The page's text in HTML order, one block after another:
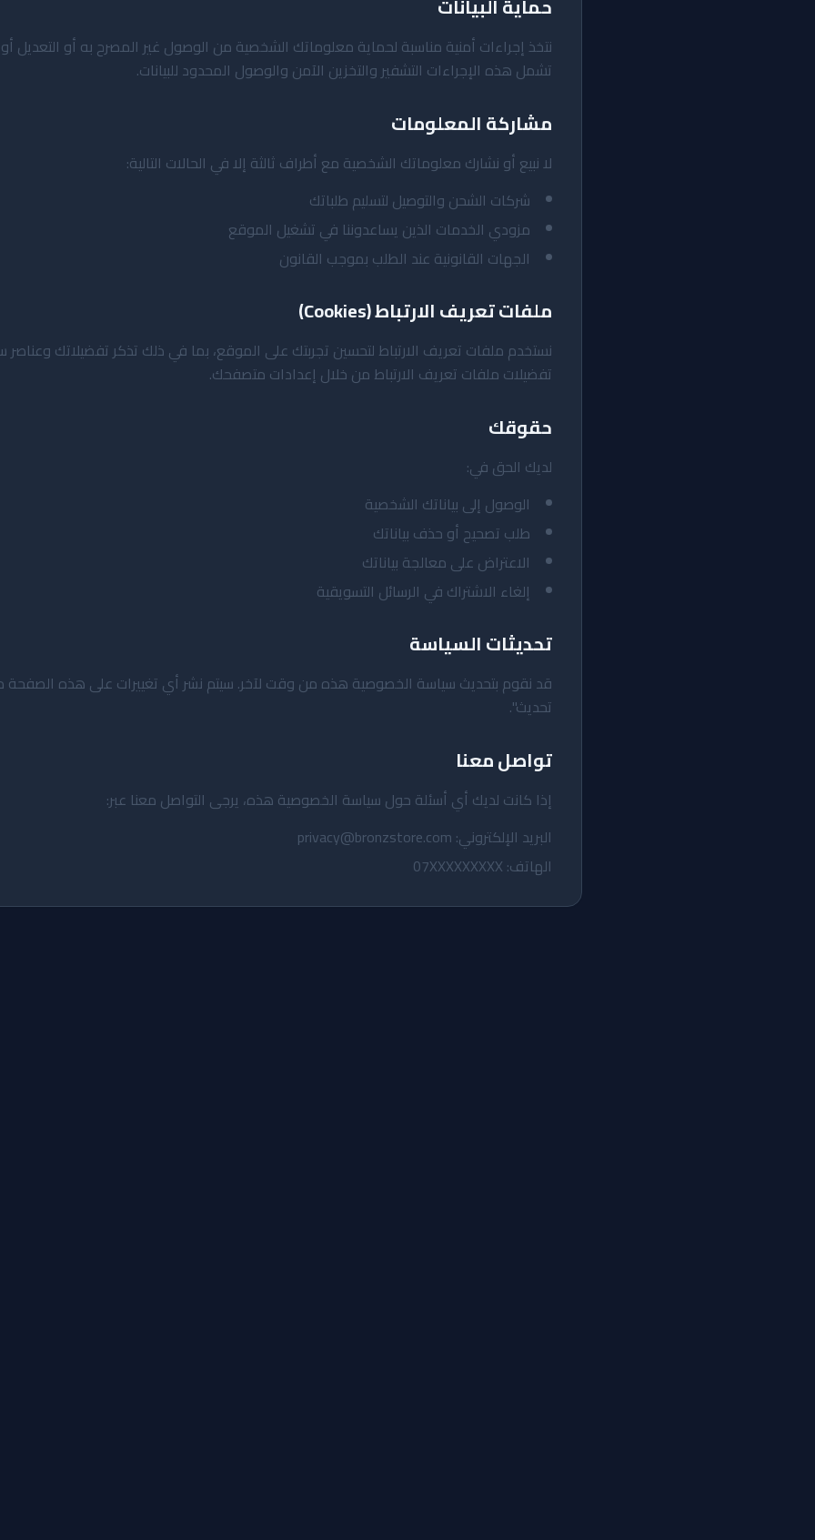
حماية البيانات
نتخذ إجراءات أمنية مناسبة لحماية معلوماتك الشخصية من الوصول غير المصرح به أو التعديل أو
تشمل هذه الإجراءات التشفير والتخزين الآمن والوصول المحدود للبيانات.
مشاركة المعلومات
لا نبيع أو نشارك معلوماتك الشخصية مع أطراف ثالثة إلا في الحالات التالية:
شركات الشحن والتوصيل لتسليم طلباتك
مزودي الخدمات الذين يساعدوننا في تشغيل الموقع
الجهات القانونية عند الطلب بموجب القانون
ملفات تعريف الارتباط (Cookies)
نستخدم ملفات تعريف الارتباط لتحسين تجربتك على الموقع، بما في ذلك تذكر تفضيلاتك
تفضيلات ملفات تعريف الارتباط من خلال إعدادات متصفحك.
حقوقك
لديك الحق في:
الوصول إلى بياناتك الشخصية
طلب تصحيح أو حذف بياناتك
الاعتراض على معالجة بياناتك
إلغاء الاشتراك في الرسائل التسويقية
تحديثات السياسة
قد نقوم بتحديث سياسة الخصوصية هذه من وقت لآخر. سيتم نشر أي تغييرات على هذه الصفحة
تحديث".
تواصل معنا
إذا كانت لديك أي أسئلة حول سياسة الخصوصية هذه، يرجى التواصل معنا عبر:
البريد الإلكتروني: privacy@bronzstore.com
الهاتف: 07XXXXXXXXX